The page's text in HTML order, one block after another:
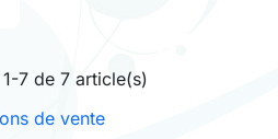
7 de 7 article(s)
de vente